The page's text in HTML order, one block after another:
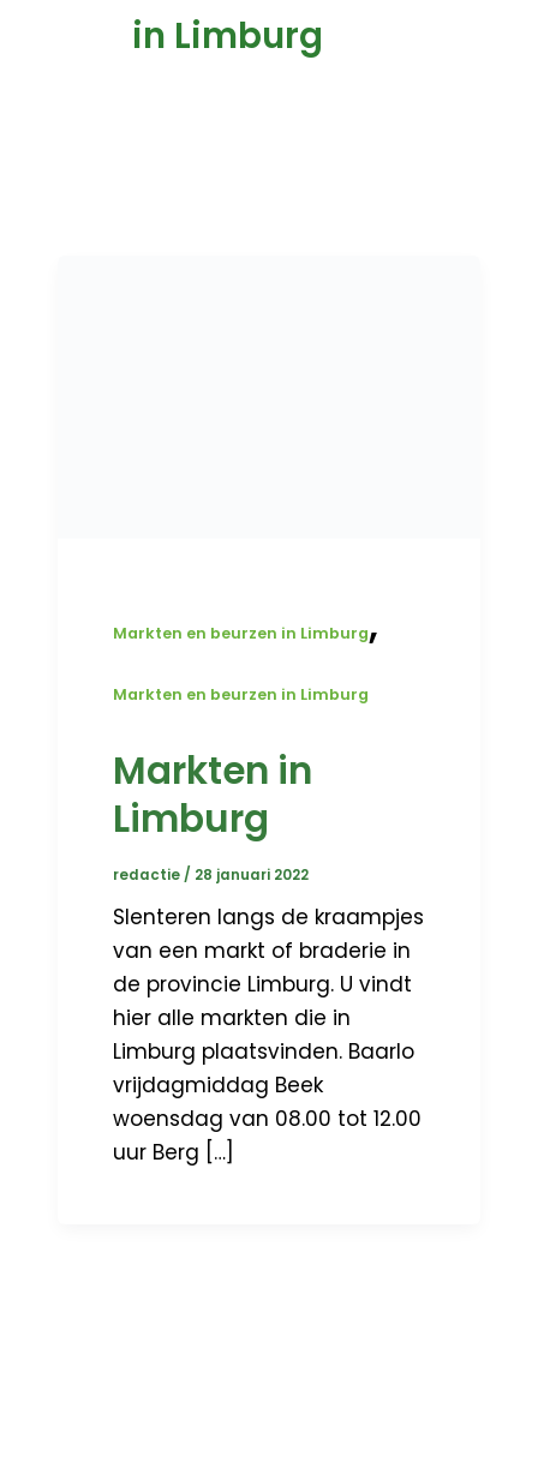
in Limburg
Markten en beurzen in Limburg,
Markten en beurzen in Limburg
Markten in
Limburg
redactie / 28 januari 2022
Slenteren langs de kraampjes
van een markt of braderie in
de provincie Limburg. U vindt
hier alle markten die in
Limburg plaatsvinden. Baarlo
vrijdagmiddag Beek
woensdag van 08.00 tot 12.00
uur Berg […]